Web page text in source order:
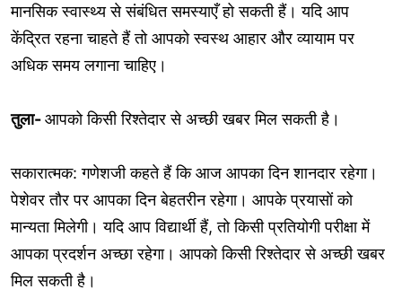
मानसिक स्वास्थ्य से संबंधित समस्याएँ हो सकती हैं। यदि आप
केंद्रित रहना चाहते हैं तो आपको स्वस्थ आहार और व्यायाम पर
अधिक समय लगाना चाहिए।
तुला-आपको किसी रिश्तेदार से अच्छी खबर मिल सकती है।
सकारात्मक: गणेशजी कहते हैं कि आज आपका दिन शानदार रहेगा।
पेशेवर तौर पर आपका दिन बेहतरीन रहेगा। आपके प्रयासों को
मान्यता मिलेगी। यदि आप विद्यार्थी हैं, तो किसी प्रतियोगी परीक्षा में
आपका प्रदर्शन अच्छा रहेगा। आपको किसी रिश्तेदार से अच्छी खबर
मिल सकती है।